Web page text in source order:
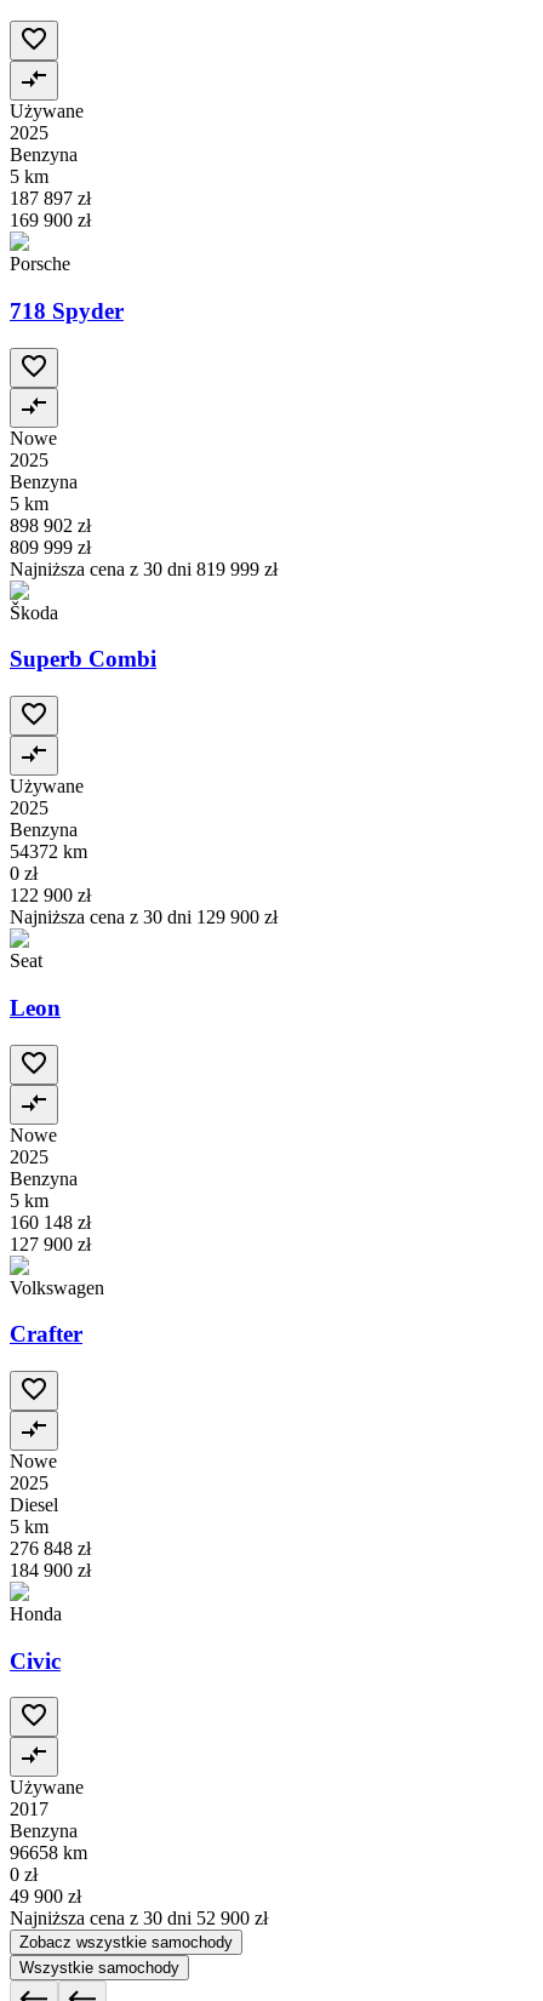
Używane
2025
Benzyna
5 km
187 897 zł
169 900 zł
Porsche
718 Spyder
Nowe
2025
Benzyna
5 km
898 902 zł
809 999 zł
Najniższa cena z 30 dni 819 999 zł
Škoda
Superb Combi
Używane
2025
Benzyna
54372 km
0 zł
122 900 zł
Najniższa cena z 30 dni 129 900 zł
Seat
Leon
Nowe
2025
Benzyna
5 km
160 148 zł
127 900 zł
Volkswagen
Crafter
Nowe
2025
Diesel
5 km
276 848 zł
184 900 zł
Honda
Civic
Używane
2017
Benzyna
96658 km
0 zł
49 900 zł
Najniższa cena z 30 dni 52 900 zł
Zobacz wszystkie samochody
Wszystkie samochody